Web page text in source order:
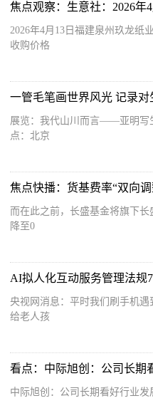
2026年4月13日福建泉州玖龙纸
收购价格
一管毛笔画世界风光 记录对
展览：我代山川而言——亚明写
点：北京
焦点快播：货基费率“双向
而在此之前，长盛基金将旗下
降至0
AI拟人化互动服务管理法规
央视网消息：平时我们刷手机遇
给老人孩
看点：中际旭创：公司长期
中际旭创：公司长期看好行业发